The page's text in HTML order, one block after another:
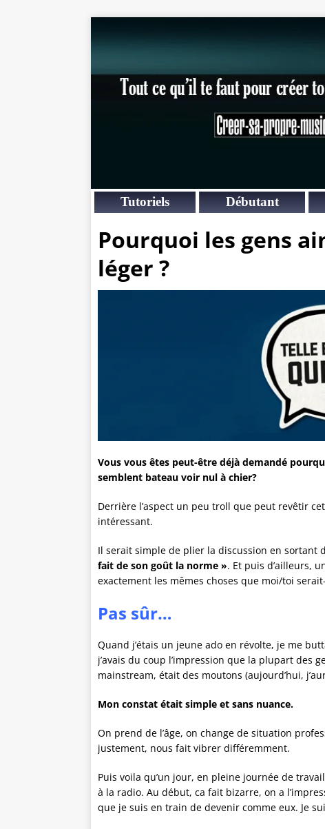
Tutoriels Débutant
Pourquoi les gens
léger ?
Vous vous êtes peut-être déjà demandé
semblent bateau voir nul à chier?
Derrière l’aspect un peu troll que peut revêtir
intéressant.
Il serait simple de plier la discussion en sortant
fait de son goût la norme ». Et puis d’ailleurs,
exactement les mêmes choses que moi/toi
Pas sûr…
Quand j’étais un jeune ado en révolte, je me
j’avais du coup l’impression que la plupart des
mainstream, était des moutons (aujourd’hui,
Mon constat était simple et sans nuance.
On prend de l’âge, on change de situation
justement, nous fait vibrer différemment.
Puis voila qu’un jour, en pleine journée de
à la radio. Au début, ca fait bizarre, on a
que je suis en train de devenir comme eux. Je